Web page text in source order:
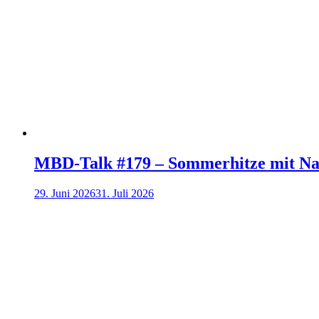
MBD-Talk #179 – Sommerhitze mit
29. Juni 202631. Juli 2026